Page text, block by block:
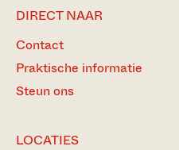
DIRECT NAAR
Contact
Praktische informatie
Steun ons
LOCATIES